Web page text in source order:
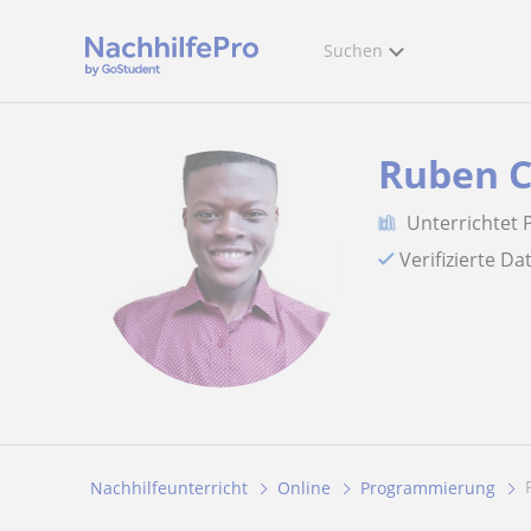
Suchen
Ruben
Unterrichtet
Verifizierte
Nachhilfeunterricht Online Programmierung